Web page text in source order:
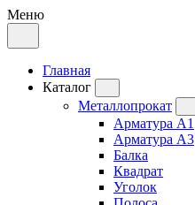
Меню
Главная
Каталог
Металлопрокат
Арматура А1
Арматура А3
Балка
Квадрат
Уголок